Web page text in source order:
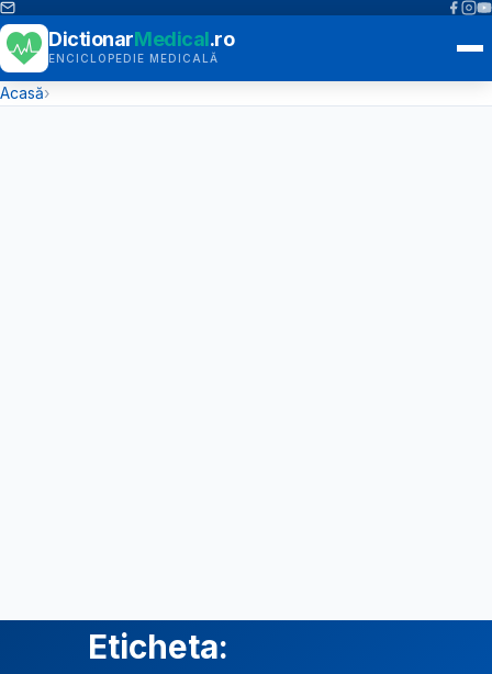
DictionarMedical.ro
ENCICLOPEDIE MEDICALĂ
Acasă›
Eticheta: